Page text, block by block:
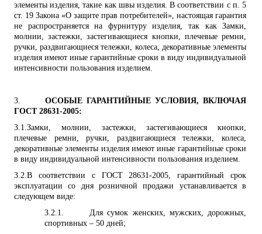
элементы изделия, такие как швы изделия. В соответствии с п. 5
ст. 19 Закона«О защите прав потребителей», настоящая гарантия
не распространяется на фурнитуру изделия, так какЗамки,
молнии, застежки, застегивающиеся кнопки, плечевые ремни,
ручки, раздвигающиеся тележки, колеса, декоративные элементы
изделия имеют иные гарантийные сроки в виду индивидуальной
интенсивности пользования изделием.
3.
ОСОБЫЕ ГАРАНТИЙНЫЕ УСЛОВИЯ, ВКЛЮЧАЯ
ГОСТ 28631-2005:
3.1. Замки, молнии, застежки, застегивающиеся кнопки,
плечевые ремни, ручки, раздвигающиеся тележки, колеса,
декоративные элементы изделия имеют иные гарантийные сроки
в виду индивидуальной интенсивности пользования изделием.
3.2. В соответствии с ГОСТ 28631-2005, гарантийный срок
эксплуатации со дня розничной продажи устанавливается в
следующем виде:
3.2.1.
Для сумок женских, мужских, дорожных,
спортивных – 50 дней;